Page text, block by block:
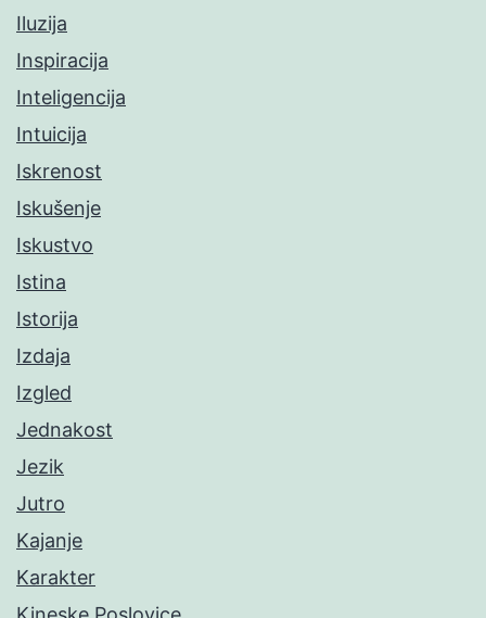
Iluzija
Inspiracija
Inteligencija
Intuicija
Iskrenost
Iskušenje
Iskustvo
Istina
Istorija
Izdaja
Izgled
Jednakost
Jezik
Jutro
Kajanje
Karakter